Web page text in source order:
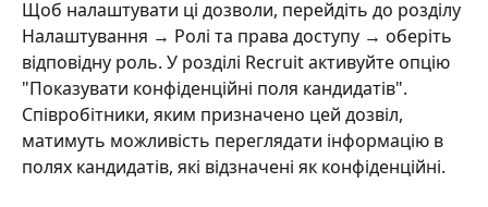
Щоб налаштувати ці дозволи, перейдіть до розділу
Налаштування → Ролі та права доступу → оберіть
відповідну роль. У розділі Recruit активуйте опцію
"Показувати конфіденційні поля кандидатів".
Співробітники, яким призначено цей дозвіл,
матимуть можливість переглядати інформацію в
полях кандидатів, які відзначені як конфіденційні.